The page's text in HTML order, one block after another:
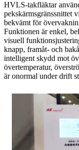
HVLS-takfläktar
pekskärmsgränssnittet
bekvämt för
Funktionen är enkel,
visuell
knapp, framåt- och
intelligent skydd mot
övertemperatur,
är onormal under drift